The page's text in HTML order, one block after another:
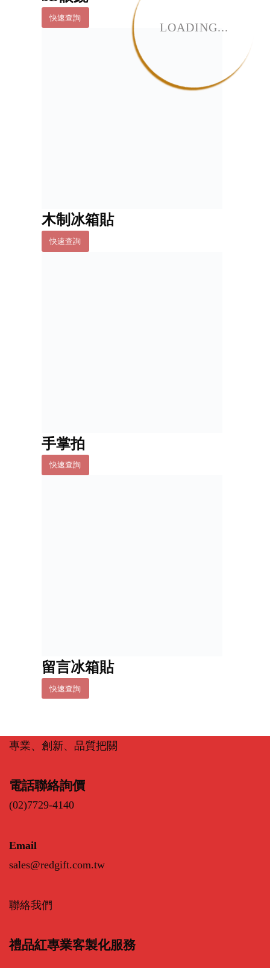
LOADING...
快速查詢
木制冰箱貼
快速查詢
手掌拍
快速查詢
留言冰箱貼
快速查詢
專業、創新、品質把關
電話聯絡詢價
(02)7729-4140
Email
sales@redgift.com.tw
聯絡我們
禮品紅專業客製化服務